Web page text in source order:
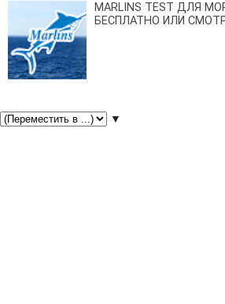
MARLINS TEST ДЛЯ
БЕСПЛАТНО ИЛИ
▼